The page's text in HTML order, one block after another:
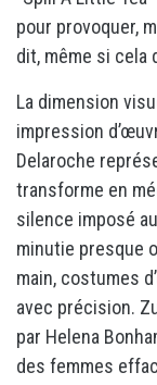
pour provoquer,
dit, même si cela
La dimension
impression
Delaroche
transforme en
silence imposé
minutie presque
main, costumes
avec précision.
par Helena
des femmes